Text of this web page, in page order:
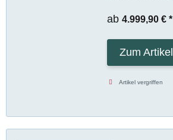
ab 4.999,90 € *
Zum Artikel
Artikel vergriffen